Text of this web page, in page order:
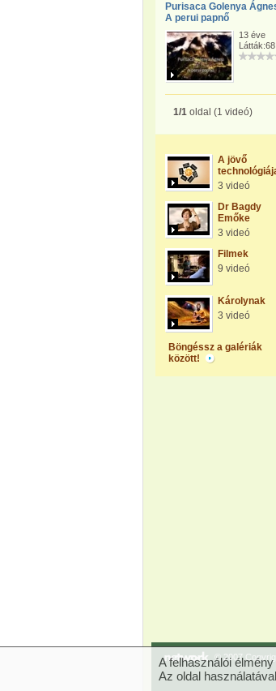
Purisaca Golenya
A perui papnő
13 éve
Látták:68
1/1 oldal (1 videó)
A jövő
3 videó
Dr Bagdy
Emőke
3 videó
Filmek
9 videó
Károlynak
3 videó
Böngéssz a galériák
között!
© 2007
A felhasználói
Az oldal